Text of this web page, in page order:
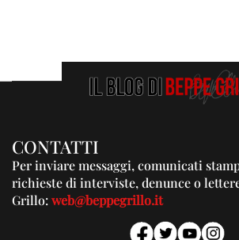
CONTATTI
Per inviare messaggi, comunicati
richieste di interviste, denunce o
Grillo:web@beppegrillo.it